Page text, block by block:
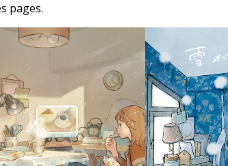
pages.
CONCOURS :
COPIE DU JEU « GRID,
SUR XBOX
Daily